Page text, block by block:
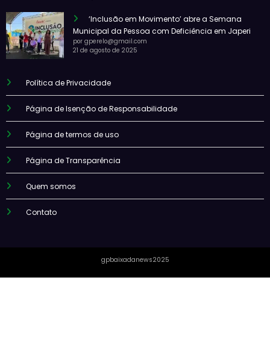
‘Inclusão em Movimento’ abre a Semana
Municipal da Pessoa com Deficiência em Japeri
por gperelo@gmail.com
21 de agosto de 2025
Política de Privacidade
Página de Isenção de Responsabilidade
Página de termos de uso
Página de Transparência
Quem somos
Contato
gpbaixadanews2025